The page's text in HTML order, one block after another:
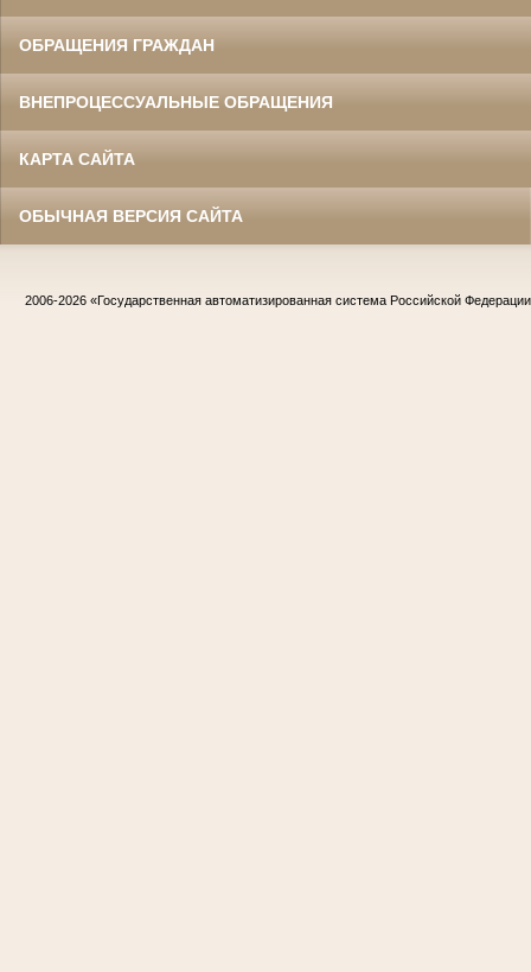
ОБРАЩЕНИЯ ГРАЖДАН
ВНЕПРОЦЕССУАЛЬНЫЕ ОБРАЩЕНИЯ
КАРТА САЙТА
ОБЫЧНАЯ ВЕРСИЯ САЙТА
2006-2026 «Государственная автоматизированная система Российской